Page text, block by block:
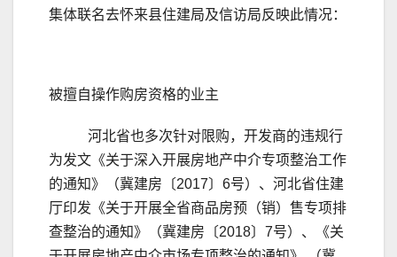
集体联名去怀来县住建局及信访局反映此情况：
被擅自操作购房资格的业主
河北省也多次针对限购，开发商的违规行
为发文《关于深入开展房地产中介专项整治工作
的通知》（冀建房〔2017〕6号）、河北省住建
厅印发《关于开展全省商品房预（销）售专项排
查整治的通知》（冀建房〔2018〕7号）、《关